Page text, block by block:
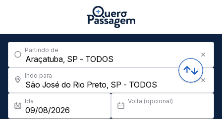
Partindo de
Indo para
Ida Volta (opcional)